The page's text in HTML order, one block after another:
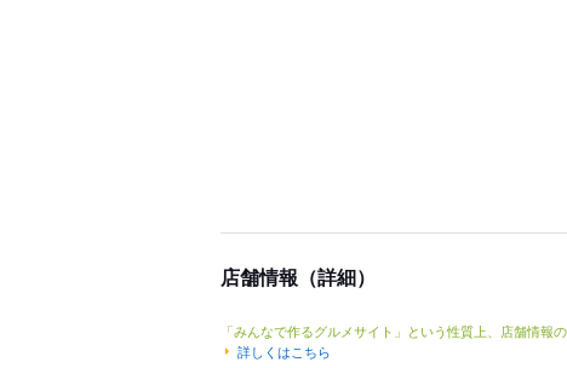
店舗情報（詳細）
「みんなで作るグルメサイト」という性質上、店舗情報
詳しくはこちら